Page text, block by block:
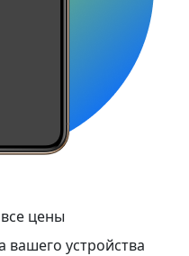
цены
вашего устройства